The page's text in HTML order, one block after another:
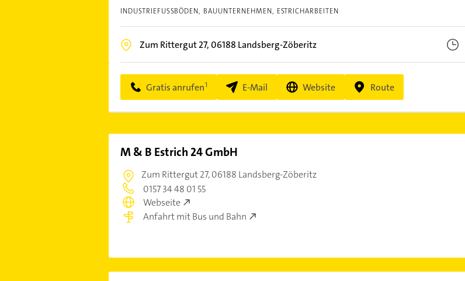
INDUSTRIEFUSSBÖDEN BAUUNTERNEHMEN ESTRICHARBEITEN
Zum Rittergut 27,06188 Landsberg-Zöberitz
Gratis anrufen E-Mail Website Route
M & B Estrich 24 GmbH
Zum Rittergut 27,06188 Landsberg-Zöberitz
0157 34 48 01 55
Webseite
Anfahrt mit Bus und Bahn